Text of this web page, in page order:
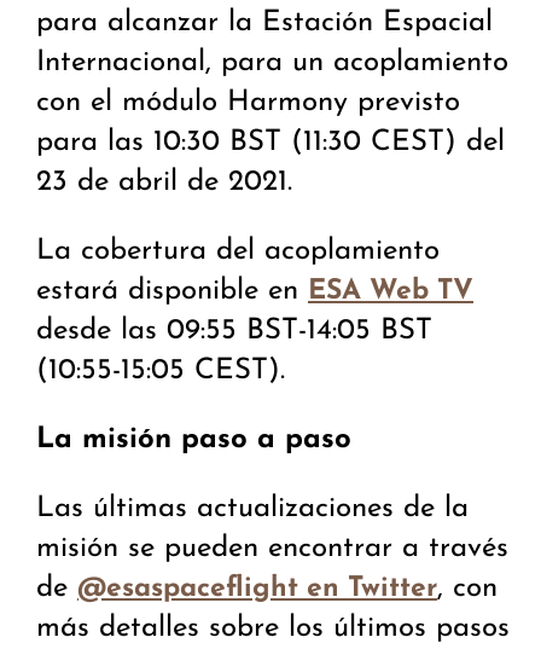
para alcanzar la Estación Espacial
Internacional, para un acoplamiento
con el módulo Harmony previsto
para las 10:30 BST (11:30 CEST) del
23 de abril de 2021.
La cobertura del acoplamiento
estará disponible en ESA Web TV
desde las 09:55 BST-14:05 BST
(10:55-15:05 CEST).
La misión paso a paso
Las últimas actualizaciones de la
misión se pueden encontrar a través
de @esaspaceflight en Twitter, con
más detalles sobre los últimos pasos